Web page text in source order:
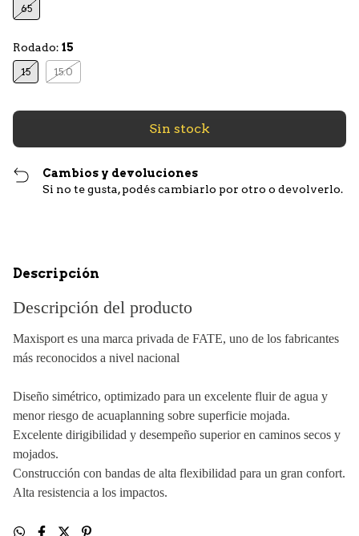
65
Rodado: 15
15 15.0
Cambios y devoluciones
Si no te gusta, podés cambiarlo por otro o devolverlo.
Descripción
Descripción del producto
Maxisport es una marca privada de FATE, uno de los fabricantes
más reconocidos a nivel nacional
Diseño simétrico, optimizado para un excelente fluir de agua y
menor riesgo de acuaplanning sobre superficie mojada.
Excelente dirigibilidad y desempeño superior en caminos secos y
mojados.
Construcción con bandas de alta flexibilidad para un gran confort.
Alta resistencia a los impactos.